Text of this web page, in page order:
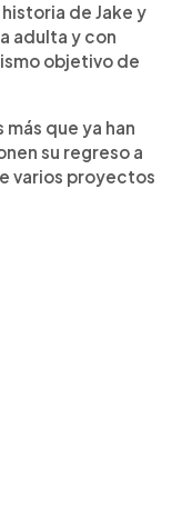
de Jake y
adulta y con
objetivo de
que ya han
su regreso a
varios proyectos